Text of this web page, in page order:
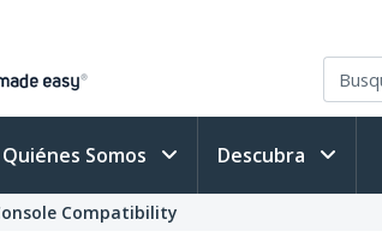
Quiénes Somos Descubra
Compatibility